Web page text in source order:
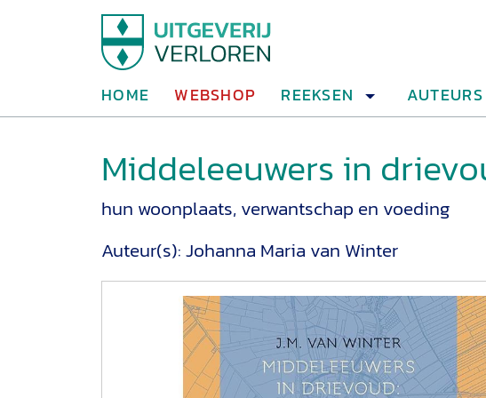
HOME WEBSHOP REEKSEN AUTEURS
Middeleeuwers in
hun woonplaats, verwantschap en voeding
Auteur(s):Johanna Maria van Winter